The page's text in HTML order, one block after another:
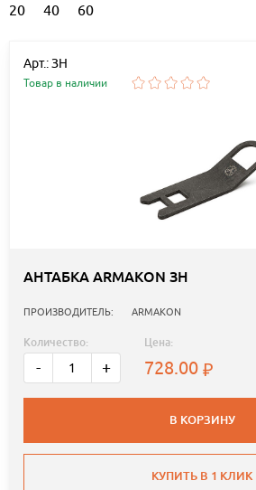
20 40 60
Арт.: ЗН
Товар в наличии
АНТАБКА ARMAKON ЗН
ПРОИЗВОДИТЕЛЬ: ARMAKON
Количество:
- +
Цена:
728.00
В КОРЗИНУ
КУПИТЬ В 1 КЛИК